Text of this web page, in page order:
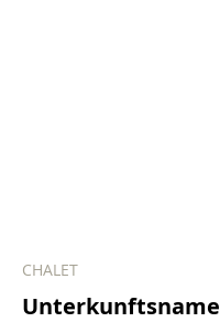
CHALET
Unterkunftsname